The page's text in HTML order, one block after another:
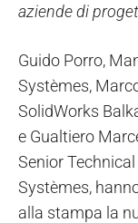
aziende di
Guido Porro,
Systèmes,
SolidWorks
e Gualtiero
Senior
Systèmes,
alla stampa la